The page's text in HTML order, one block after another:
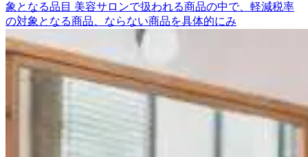
象となる品目 美容サロンで扱われる商品の中で、軽減税率
の対象となる商品、ならない商品を具体的にみ